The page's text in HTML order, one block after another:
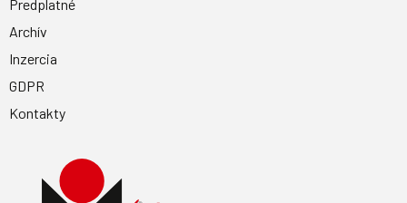
Predplatné
Archív
Inzercia
GDPR
Kontakty